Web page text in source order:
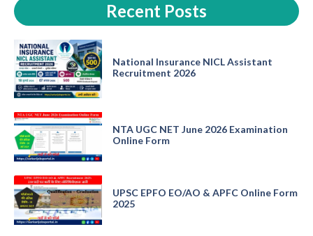
Recent Posts
National Insurance NICL Assistant
Recruitment 2026
NTA UGC NET June 2026 Examination
Online Form
UPSC EPFO EO/AO & APFC Online Form
2025